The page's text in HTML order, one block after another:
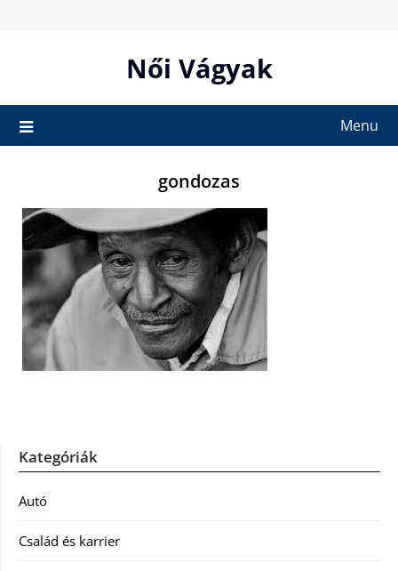
Női Vágyak
Menu
gondozas
Kategóriák
Autó
Család és karrier